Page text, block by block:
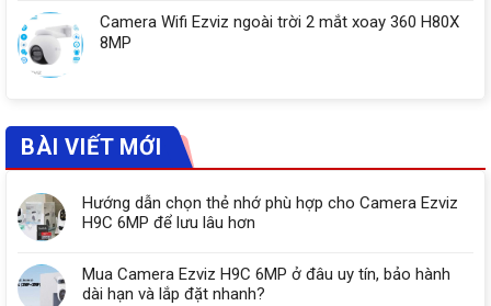
Camera Wifi Ezviz ngoài trời 2 mắt xoay 360 H80X
8MP
BÀI VIẾT MỚI
Hướng dẫn chọn thẻ nhớ phù hợp cho Camera Ezviz
H9C 6MP để lưu lâu hơn
Mua Camera Ezviz H9C 6MP ở đâu uy tín, bảo hành
dài hạn và lắp đặt nhanh?